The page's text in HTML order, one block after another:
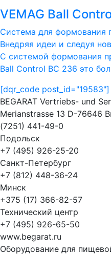
VEMAG Ball
Система для формования
Внедряя идеи и следуя
С системой формования
Ball Control BC 236 это
[dqr_code post_id="19583"]
BEGARAT Vertriebs- und
Merianstrasse 13 D-76646
(7251) 441-49-0
Подольск
+7 (495) 926-25-20
Санкт-Петербург
+7 (812) 448-36-24
Минск
+375 (17) 366-82-57
Технический центр
+7 (495) 926-65-50
www.begarat.ru
Оборудование для